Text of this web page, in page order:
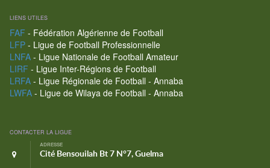
LIENS UTILES
FAF - Fédération Algérienne de Football
LFP- Ligue de Football Professionnelle
LNFA- Ligue Nationale de Football Amateur
LIRF - Ligue Inter-Régions de Football
LRFA- Ligue Régionale de Football - Annaba
LWFA- Ligue de Wilaya de Football - Annaba
CONTACTER LA LIGUE
ADRESSE
Cité Bensouilah Bt 7 N°7, Guelma